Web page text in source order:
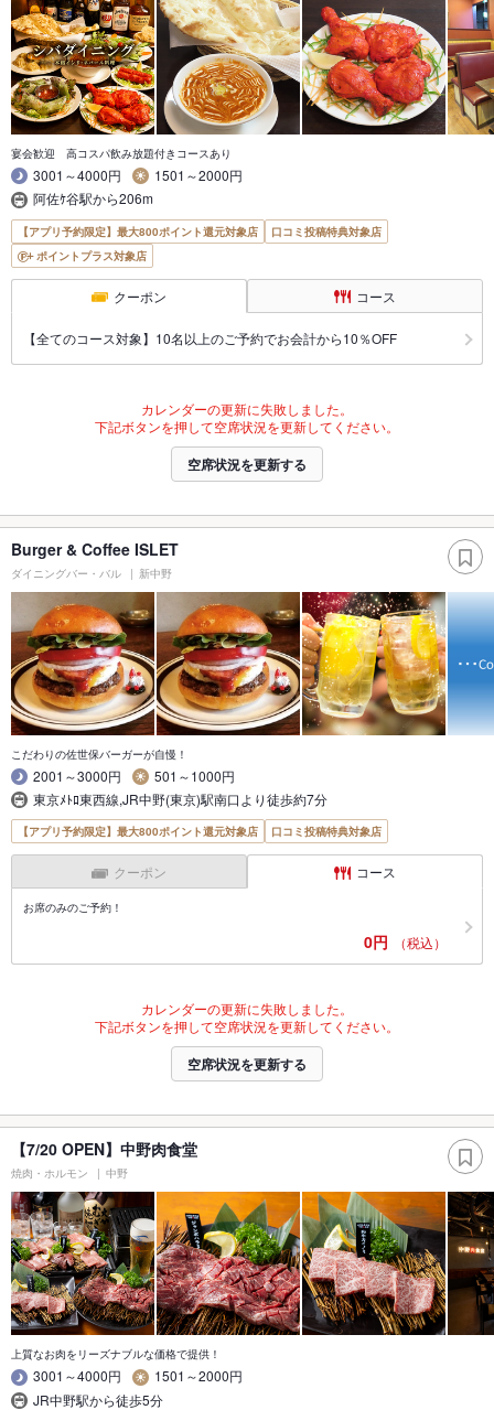
宴会歓迎 高コスパ飲み放題付きコースあり
3001～4000円
1501～2000円
阿佐ｹ谷駅から206m
【アプリ予約限定】最大800ポイント還元対象店
口コミ投稿特典対象店
ポイントプラス対象店
クーポン コース
【全てのコース対象】10名以上のご予約でお会計から10％OFF
カレンダーの更新に失敗しました。
下記ボタンを押して空席状況を更新してください。
空席状況を更新する
Burger & Coffee ISLET
ダイニングバー・バル 新中野
こだわりの佐世保バーガーが自慢！
2001～3000円
501～1000円
東京ﾒﾄﾛ東西線,JR中野(東京)駅南口より徒歩約7分
【アプリ予約限定】最大800ポイント還元対象店 口コミ投稿特典対象店
クーポン コース
お席のみのご予約！
0円 （税込）
カレンダーの更新に失敗しました。
下記ボタンを押して空席状況を更新してください。
空席状況を更新する
【7/20 OPEN】中野肉食堂
焼肉・ホルモン 中野
上質なお肉をリーズナブルな価格で提供！
3001～4000円
1501～2000円
JR中野駅から徒歩5分